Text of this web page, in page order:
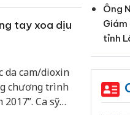
tay xoa dịu
da cam/dioxin
chương trình
Ca sỹ
Ông
Giám
tỉnh